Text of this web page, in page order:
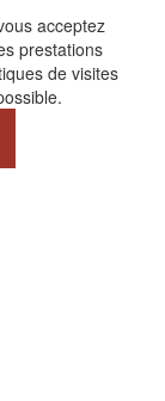
acceptez
prestations
de visites